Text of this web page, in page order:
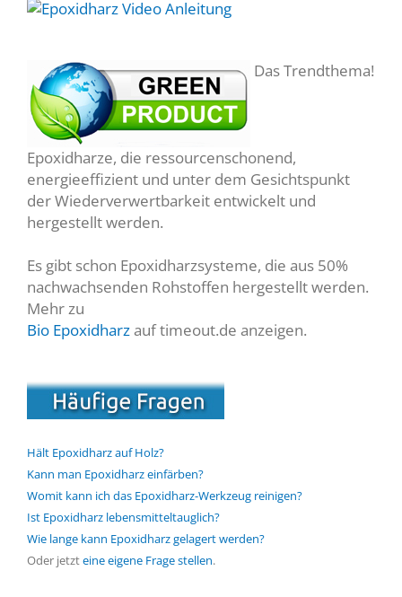
Das Trendthema!
Epoxidharze, die ressourcenschonend,
energieeffizient und unter dem Gesichtspunkt
der Wiederverwertbarkeit entwickelt und
hergestellt werden.
Es gibt schon Epoxidharzsysteme, die aus 50%
nachwachsenden Rohstoffen hergestellt werden.
Mehr zu
Bio Epoxidharzauf timeout.de anzeigen.
Hält Epoxidharz auf Holz?
Kann man Epoxidharz einfärben?
Womit kann ich das Epoxidharz-Werkzeug reinigen?
Ist Epoxidharz lebensmitteltauglich?
Wie lange kann Epoxidharz gelagert werden?
Oder jetzteine eigene Frage stellen.